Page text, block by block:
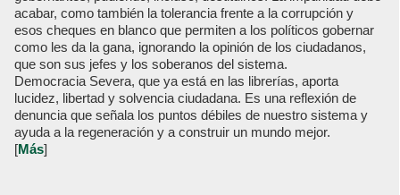
acabar, como también la tolerancia frente a la corrupción y
esos cheques en blanco que permiten a los políticos gobernar
como les da la gana, ignorando la opinión de los ciudadanos,
que son sus jefes y los soberanos del sistema.
Democracia Severa, que ya está en las librerías, aporta
lucidez, libertad y solvencia ciudadana. Es una reflexión de
denuncia que señala los puntos débiles de nuestro sistema y
ayuda a la regeneración y a construir un mundo mejor.
[Más]